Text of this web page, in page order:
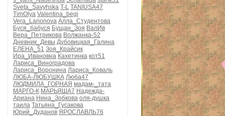
Sveta_Savyhska T-L TANIUSA47
TimOlya Valentina_begi
Vera_Larionova Алла_Студентова
Буся_бабуся Бущан_Зоя ВалИв
Вера_Петрикова Волжанка-52
Дневник_Девы Дубовицкая_Галина
ЕЛЕНА_51 Зоя_Крайсик
Ира_Ивановна Кахетинка кот51
Лариса_Виноградова
Лариса_Воронина Лариса_Коваль
ЛЮБА-ЛЮБУШКА Люба47
ЛЮДМИЛА_ГОРНАЯ мадам-_тата
МАРГО-К МАРЬЯША7 Надежда-
Ариана Нина_Зобкова оля-душка
таила Татьяна_Гусакова
Юрий_Дуданов ЯРОСЛАВЛЬ76